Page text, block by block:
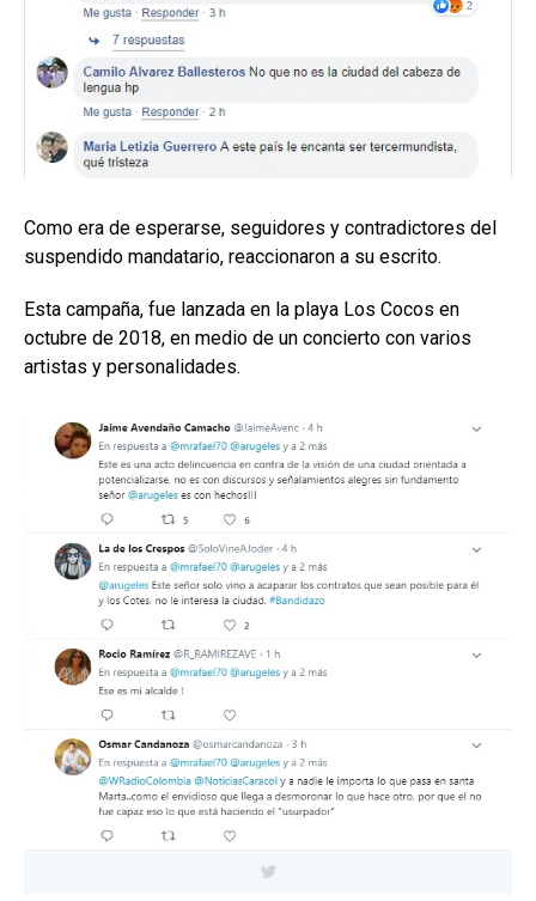
Como era de esperarse, seguidores y contradictores del
suspendido mandatario, reaccionaron a su escrito.
Esta campaña, fue lanzada en la playa Los Cocos en
octubre de 2018, en medio de un concierto con varios
artistas y personalidades.